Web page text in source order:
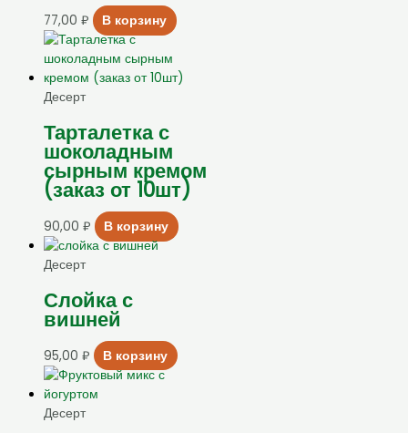
77,00 ₽ В корзину
Десерт
Тарталетка с
шоколадным
сырным кремом
(заказ от 10шт)
90,00 ₽ В корзину
Десерт
Слойка с
вишней
95,00 ₽ В корзину
Десерт